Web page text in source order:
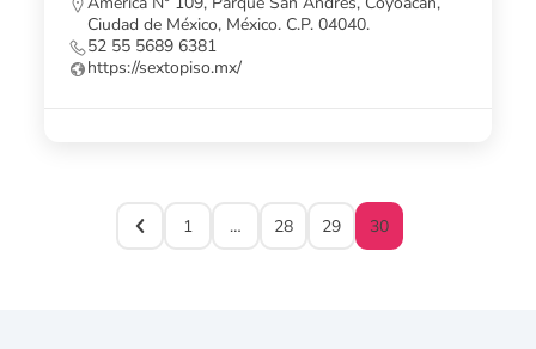
Ciudad de México, México. C.P. 04040.
52 55 5689 6381
https://sextopiso.mx/
1 … 28 29 30